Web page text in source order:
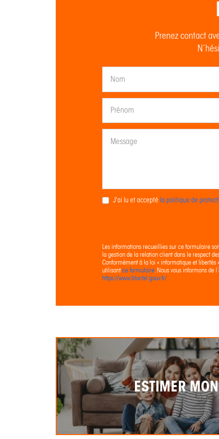
Prenez contact
J'ai lu et accepté la politique de
Les informations recueillies sur ce formulaire
la gestion de la relation client dans le respect
Conformément à la loi « informatique et libertés
utilisant ce formulaire. Nous vous informons de
https://www.bloctel.gouv.fr/
ESTIMER